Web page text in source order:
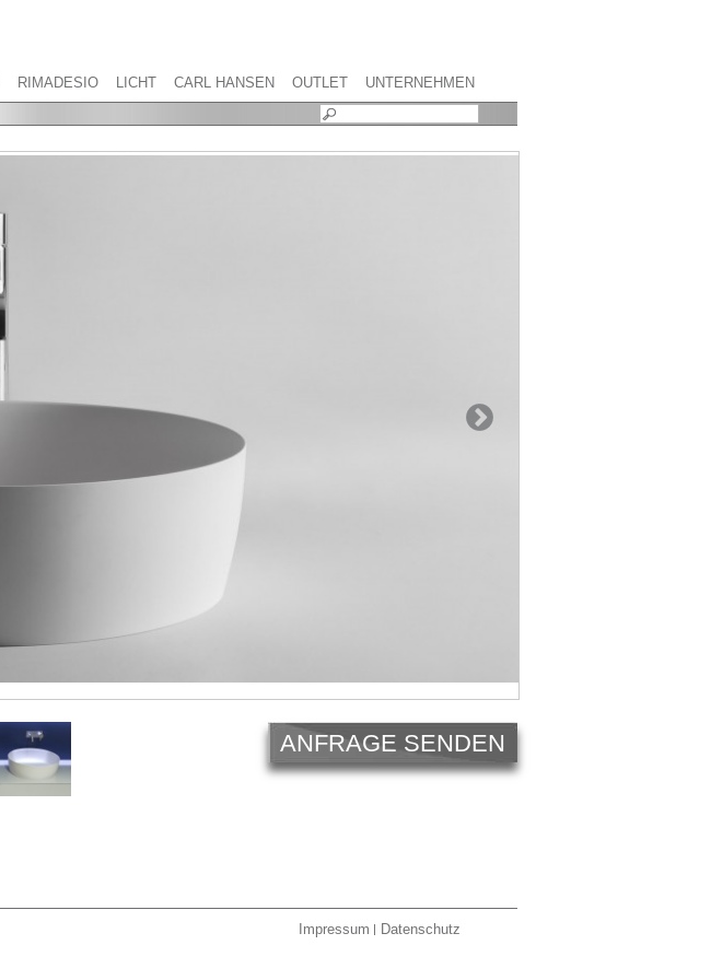
RIMADESIO LICHT CARL HANSEN OUTLET UNTERNEHMEN
ANFRAGE SENDEN
Impressum Datenschutz